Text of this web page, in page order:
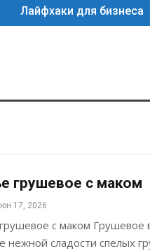
Лайфхаки для бизнеса
грушевое с маком
17, 2026
с маком
нежной сладости спелых